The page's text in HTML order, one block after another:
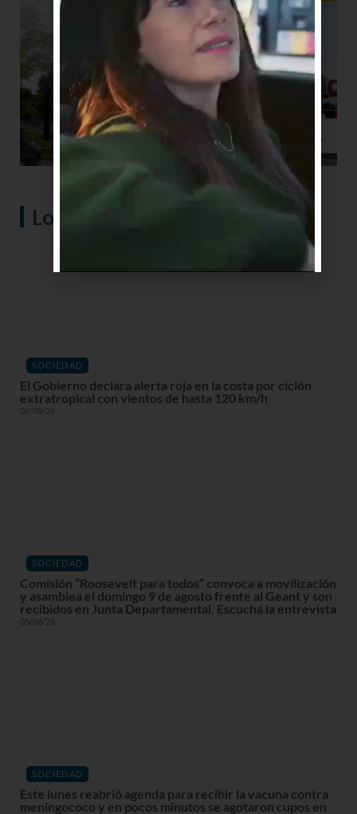
Lo más visto
SOCIEDAD
El Gobierno declara alerta roja en la costa por ciclón
extratropical con vientos de hasta 120 km/h
06/08/26
SOCIEDAD
Comisión “Roosevelt para todos” convoca a movilización
y asamblea el domingo 9 de agosto frente al Geant y son
recibidos en Junta Departamental. Escuchá la entrevista
05/08/26
SOCIEDAD
Este lunes reabrió agenda para recibir la vacuna contra
meningococo y en pocos minutos se agotaron cupos en